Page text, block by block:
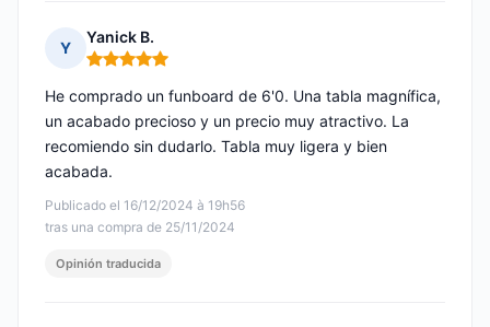
Y
Yanick B.
Nota: 5 de 5
Publicado el 16/12/2024 à 19h56
tras una compra de 25/11/2024
He comprado un funboard de 6'0. Una tabla magnífica,
un acabado precioso y un precio muy atractivo. La
recomiendo sin dudarlo. Tabla muy ligera y bien
acabada.
Opinión traducida